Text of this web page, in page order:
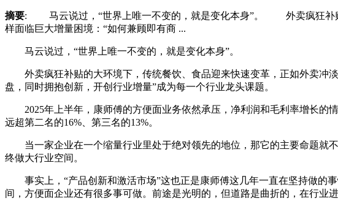
摘要: 马云说过，“世界上唯一不变的，就是变化本身”。 外卖疯狂补贴
样面临巨大增量困境：“如何兼顾即有商 ...
马云说过，“世界上唯一不变的，就是变化本身”。
外卖疯狂补贴的大环境下，传统餐饮、食品迎来快速变革，正如外卖冲
盘，同时拥抱创新，开创行业增量”成为每一个行业龙头课题。
2025年上半年，康师傅的方便面业务依然承压，净利润和毛利率增长的
远超第二名的16%、第三名的13%。
当一家企业在一个缩量行业里处于绝对领先的地位，那它的主要命题就
终做大行业空间。
事实上，“产品创新和激活市场”这也正是康师傅这几年一直在坚持做的
间，方便面企业还有很多事可做。前途是光明的，但道路是曲折的，在行业